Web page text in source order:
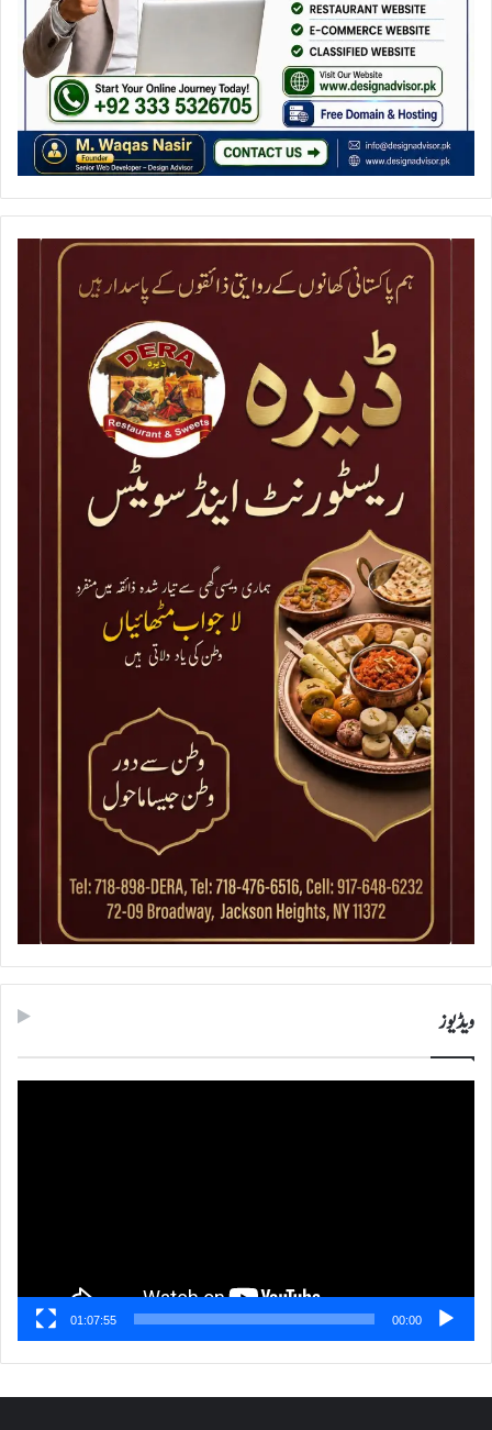
ویڈیوز
00:00
01:07:55